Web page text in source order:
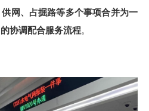
网、占掘路等多个事项合并为一
协调配合服务流程。